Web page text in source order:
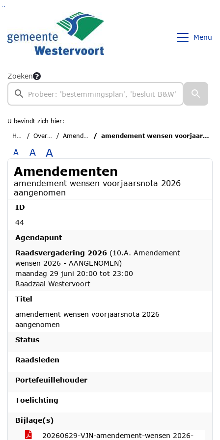
Ga naar de inhoud van deze pagina
Menu
Zoeken
U bevindt zich hier:
Home
Overzichten Amendementen amendement wensen voorjaarsnota 2026 aangenomen
A A A
Amendementen
amendement wensen voorjaarsnota 2026
aangenomen
ID
44
Agendapunt
Raadsvergadering 2026 (10.A. Amendement
wensen 2026 - AANGENOMEN)
maandag 29 juni 20:00 tot 23:00
Raadzaal Westervoort
Titel
amendement wensen voorjaarsnota 2026
aangenomen
Status
Raadsleden
Portefeuillehouder
Toelichting
Bijlage(s)
20260629-VJN-amendement-wensen 2026-